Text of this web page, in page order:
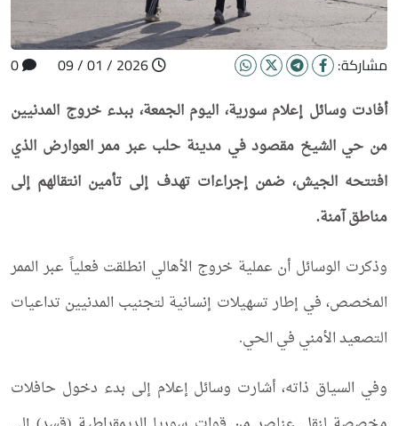
مشاركة:
أفادت وسائل إعلام سورية، اليوم الجمعة، ببدء خروج المدنيين
من حي الشيخ مقصود في مدينة حلب عبر ممر العوارض الذي
افتتحه الجيش، ضمن إجراءات تهدف إلى تأمين انتقالهم إلى
مناطق آمنة.
وذكرت الوسائل أن عملية خروج الأهالي انطلقت فعلياً عبر الممر
المخصص، في إطار تسهيلات إنسانية لتجنيب المدنيين تداعيات
التصعيد الأمني في الحي.
وفي السياق ذاته، أشارت وسائل إعلام إلى بدء دخول حافلات